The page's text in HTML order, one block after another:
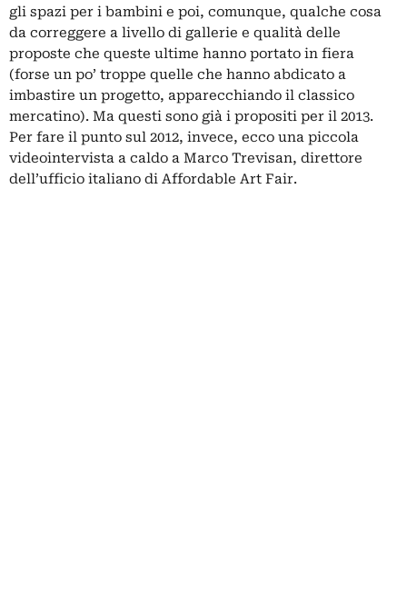
gli spazi per i bambini e poi, comunque, qualche cosa
da correggere a livello di gallerie e qualità delle
proposte che queste ultime hanno portato in fiera
(forse un po’ troppe quelle che hanno abdicato a
imbastire un progetto, apparecchiando il classico
mercatino). Ma questi sono già i propositi per il 2013.
Per fare il punto sul 2012, invece, ecco una piccola
videointervista a caldo a Marco Trevisan, direttore
dell’ufficio italiano di Affordable Art Fair.